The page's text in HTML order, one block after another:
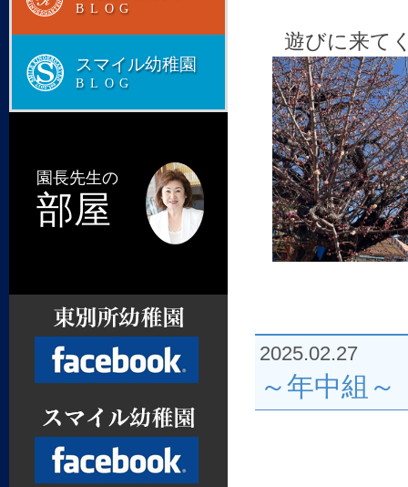
遊びに来て
2025.02.27
～年中組～
BLOG
スマイル幼稚園
BLOG
園長先生の
部屋
Facebook